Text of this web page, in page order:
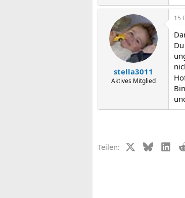
stella3011
Aktives Mitglied
15
Teilen: X (Twitter)
Bluesky